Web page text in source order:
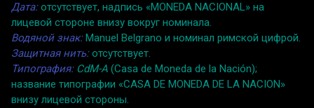
Дата:отсутствует, надпись «MONEDA NACIONAL» на
лицевой стороне внизу вокруг номинала.
Водяной знак:Manuel Belgrano и номинал римской цифрой.
Защитная нить:отсутствует.
Типография: CdM-A (Casa de Moneda de la Nación);
название типографии «CASA DE MONEDA DE LA NACION»
внизу лицевой стороны.